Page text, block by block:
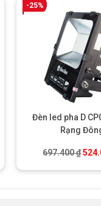
₫.
tại là: 362.000 ₫.
-25%
Đèn led pha D
Rạng
697.400₫Giá